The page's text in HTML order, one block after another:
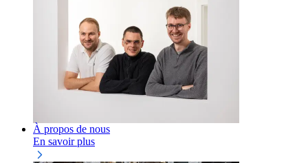
À propos de nous
En savoir plus